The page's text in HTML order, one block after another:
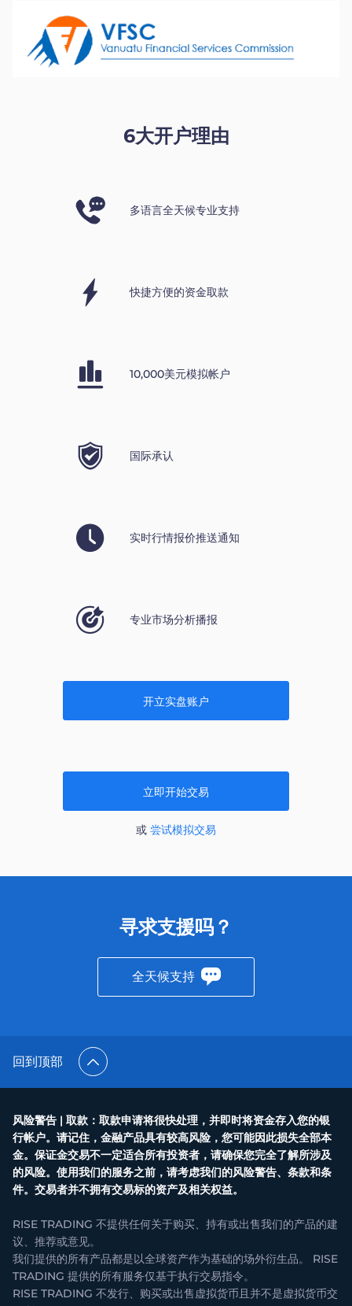
6大开户理由
多语言全天候专业支持
快捷方便的资金取款
10,000美元模拟帐户
国际承认
实时行情报价推送通知
专业市场分析播报
开立实盘账户
立即开始交易
或 尝试模拟交易
寻求支援吗？
全天候支持
回到顶部
风险警告 | 取款：取款申请将很快处理，并即时将资金存入您的银
行帐户。请记住，金融产品具有较高风险，您可能因此损失全部本
金。保证金交易不一定适合所有投资者，请确保您完全了解所涉及
的风险。使用我们的服务之前，请考虑我们的风险警告、条款和条
件。交易者并不拥有交易标的资产及相关权益。
RISE TRADING 不提供任何关于购买、持有或出售我们的产品的建
议、推荐或意见。
我们提供的所有产品都是以全球资产作为基础的场外衍生品。 RISE
TRADING 提供的所有服务仅基于执行交易指令。
RISE TRADING 不发行、购买或出售虚拟货币且并不是虚拟货币交